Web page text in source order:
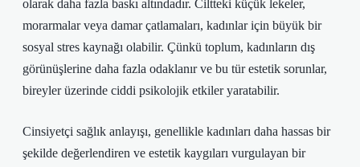
olarak daha fazla baskı altındadır. Ciltteki küçük lekeler,
morarmalar veya damar çatlamaları, kadınlar için büyük bir
sosyal stres kaynağı olabilir. Çünkü toplum, kadınların dış
görünüşlerine daha fazla odaklanır ve bu tür estetik sorunlar,
bireyler üzerinde ciddi psikolojik etkiler yaratabilir.
Cinsiyetçi sağlık anlayışı, genellikle kadınları daha hassas bir
şekilde değerlendiren ve estetik kaygıları vurgulayan bir